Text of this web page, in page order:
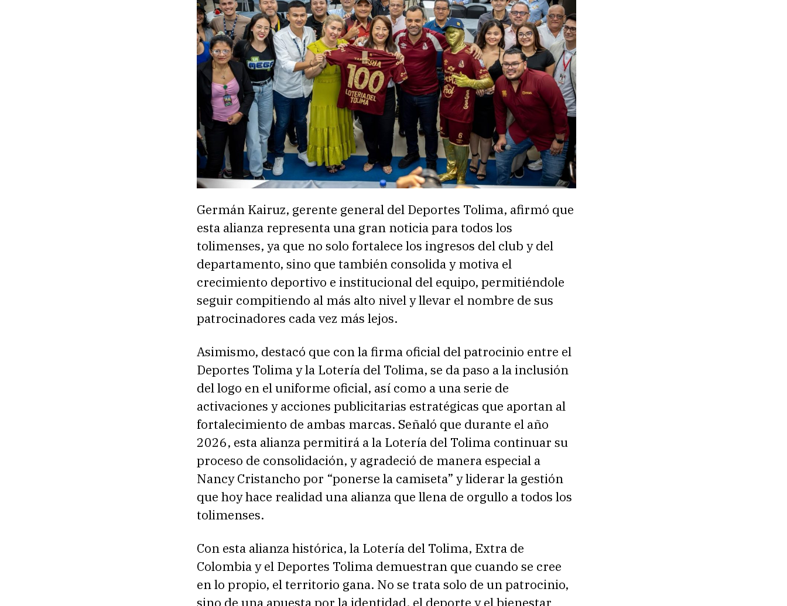
Germán Kairuz, gerente general del Deportes Tolima, afirmó que
esta alianza representa una gran noticia para todos los
tolimenses, ya que no solo fortalece los ingresos del club y del
departamento, sino que también consolida y motiva el
crecimiento deportivo e institucional del equipo, permitiéndole
seguir compitiendo al más alto nivel y llevar el nombre de sus
patrocinadores cada vez más lejos.
Asimismo, destacó que con la firma oficial del patrocinio entre el
Deportes Tolima y la Lotería del Tolima, se da paso a la inclusión
del logo en el uniforme oficial, así como a una serie de
activaciones y acciones publicitarias estratégicas que aportan al
fortalecimiento de ambas marcas. Señaló que durante el año
2026, esta alianza permitirá a la Lotería del Tolima continuar su
proceso de consolidación, y agradeció de manera especial a
Nancy Cristancho por “ponerse la camiseta” y liderar la gestión
que hoy hace realidad una alianza que llena de orgullo a todos los
tolimenses.
Con esta alianza histórica, la Lotería del Tolima, Extra de
Colombia y el Deportes Tolima demuestran que cuando se cree
en lo propio, el territorio gana. No se trata solo de un patrocinio,
sino de una apuesta por la identidad, el deporte y el bienestar